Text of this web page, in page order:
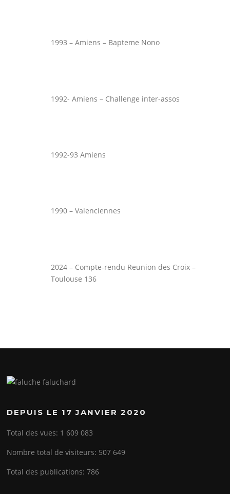
1993 – Amiens – Bapteme Nono
1992- Amiens – Challenge inter-assos
1992-93 Amiens
1990 – Valenciennes
2024 – Compte-rendu Reunion des Croix –
Toulouse 136
DEPUIS LE 17 JANVIER 2020
Total des vues: 1 609 083
Nombre total de visiteurs: 507 649
Total des publications:786